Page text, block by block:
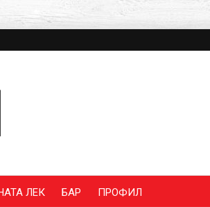
ЛЕК БАР ПРОФИЛ